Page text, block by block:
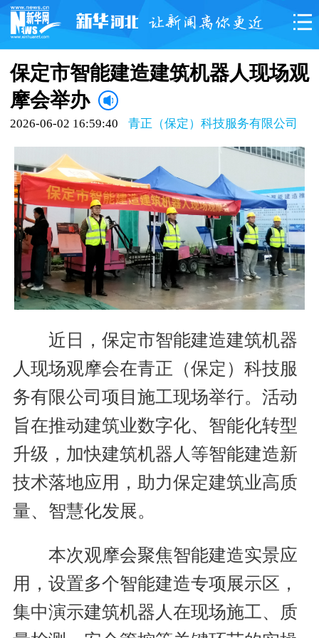
保定市智能建造建筑机器人现场观
摩会举办
2026-06-02 16:59:40 青正（保定）科技服务有限公司
近日，保定市智能建造建筑机器
人现场观摩会在青正（保定）科技服
务有限公司项目施工现场举行。活动
旨在推动建筑业数字化、智能化转型
升级，加快建筑机器人等智能建造新
技术落地应用，助力保定建筑业高质
量、智慧化发展。
本次观摩会聚焦智能建造实景应
用，设置多个智能建造专项展示区，
集中演示建筑机器人在现场施工、质